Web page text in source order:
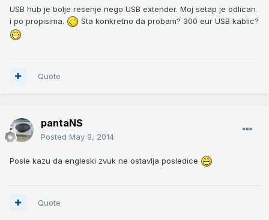
USB hub je bolje resenje nego USB extender. Moj setap je odlican
i po propisima.
Sta konkretno da probam? 300 eur USB kablic?
Quote
pantaNS
Posted May 9, 2014
Posle kazu da engleski zvuk ne ostavlja posledice
Quote